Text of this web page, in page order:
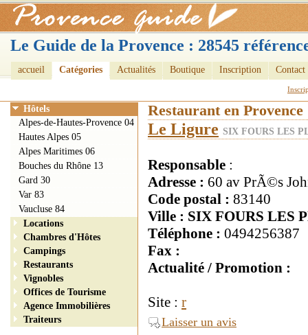
Le Guide de la Provence : 28545
accueil Catégories Actualités Boutique Inscription Contact
Restaurant en Provence
Le Ligure SIX FOURS LES
Responsable :
Adresse : 60 av PrÃ©s
Code postal : 83140
Ville : SIX FOURS LES
Téléphone : 0494256387
Fax :
Actualité / Promotion :
Site : r
Laisser un avis
Hôtels
Alpes-de-Hautes-Provence 04
Hautes Alpes 05
Alpes Maritimes 06
Bouches du Rhône 13
Gard 30
Var 83
Vaucluse 84
Locations
Chambres d'Hôtes
Campings
Restaurants
Vignobles
Offices de Tourisme
Agence Immobilières
Traiteurs